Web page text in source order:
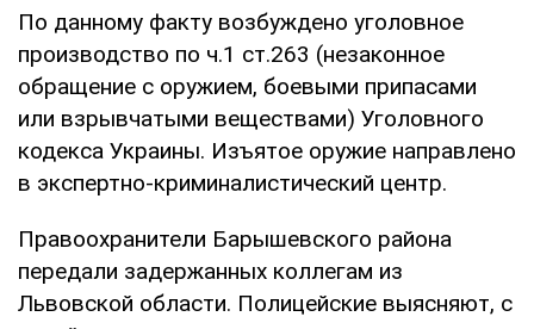
По данному факту возбуждено уголовное
производство по ч.1 ст.263 (незаконное
обращение с оружием, боевыми припасами
или взрывчатыми веществами) Уголовного
кодекса Украины. Изъятое оружие направлено
в экспертно-криминалистический центр.
Правоохранители Барышевского района
передали задержанных коллегам из
Львовской области. Полицейские выясняют, с